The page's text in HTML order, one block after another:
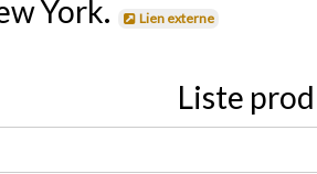
York.
Lien externe
Liste